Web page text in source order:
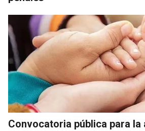
Convocatoria pública para la